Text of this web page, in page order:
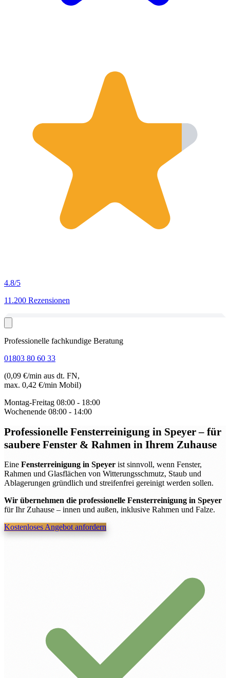
4.8/5
11.200 Rezensionen
Professionelle fachkundige Beratung
01803 80 60 33
(0,09 €/min aus dt. FN,
max. 0,42 €/min Mobil)
Montag-Freitag 08:00 - 18:00
Wochenende 08:00 - 14:00
Professionelle Fensterreinigung in Speyer– für
saubere Fenster & Rahmen in Ihrem Zuhause
Eine Fensterreinigung in Speyer ist sinnvoll, wenn Fenster,
Rahmen und Glasflächen von Witterungsschmutz, Staub und
Ablagerungen gründlich und streifenfrei gereinigt werden sollen.
Wir übernehmen die professionelle Fensterreinigung in Speyer
für Ihr Zuhause – innen und außen, inklusive Rahmen und Falze.
Kostenloses Angebot anfordern